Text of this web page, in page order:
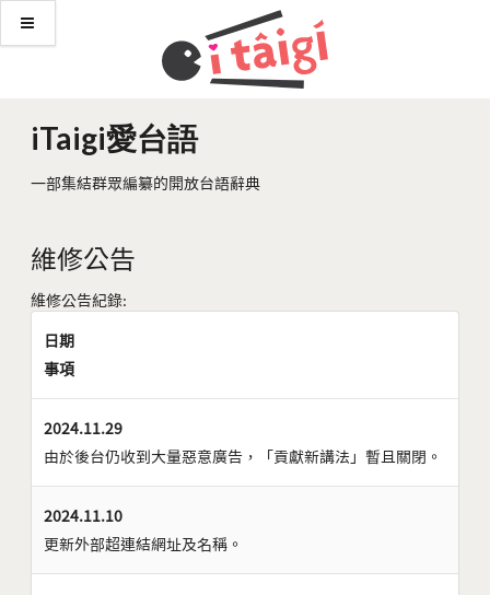
iTaigi愛台語
一部集結群眾編纂的開放台語辭典
維修公告
維修公告紀錄:
日期
事項
2024.11.29
由於後台仍收到大量惡意廣告，「貢獻新講法」暫且關閉。
2024.11.10
更新外部超連結網址及名稱。